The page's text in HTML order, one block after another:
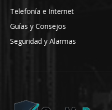
Telefonía e Internet
Guías y Consejos
Seguridad y Alarmas